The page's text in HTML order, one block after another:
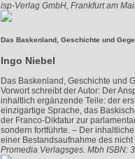
isp-Verlag GmbH, Frankfurt am
Das Baskenland, Geschichte und
Ingo Niebel
Das Baskenland, Geschichte und
Vorwort schreibt der Autor: Der
inhaltlich ergänzende Teile: der
einzigartige Sprache, das
der Franco-Diktatur zur
sondern fortführte. – Der
einer Bestandsaufnahme des
Promedia Verlagsges. Mbh ISBN: